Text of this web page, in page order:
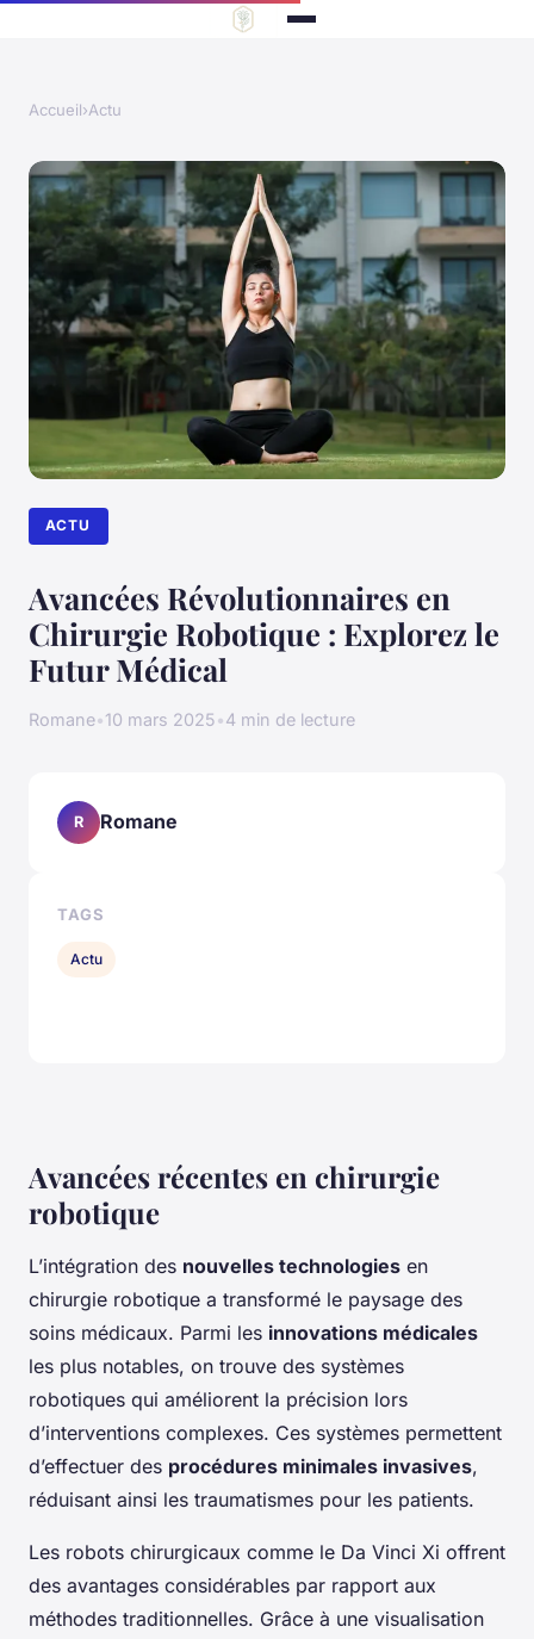
Accueil›Actu
ACTU
Avancées Révolutionnaires en
Chirurgie Robotique : Explorez le
Futur Médical
Romane•10 mars 2025•4 min de lecture
Avancées récentes en chirurgie
robotique
L’intégration des nouvelles technologies en
chirurgie robotique a transformé le paysage des
soins médicaux. Parmi les innovations médicales
les plus notables, on trouve des systèmes
robotiques qui améliorent la précision lors
d’interventions complexes. Ces systèmes permettent
d’effectuer des procédures minimales invasives,
réduisant ainsi les traumatismes pour les patients.
Les robots chirurgicaux comme le Da Vinci Xi offrent
des avantages considérables par rapport aux
méthodes traditionnelles. Grâce à une visualisation
R Romane
TAGS
Actu